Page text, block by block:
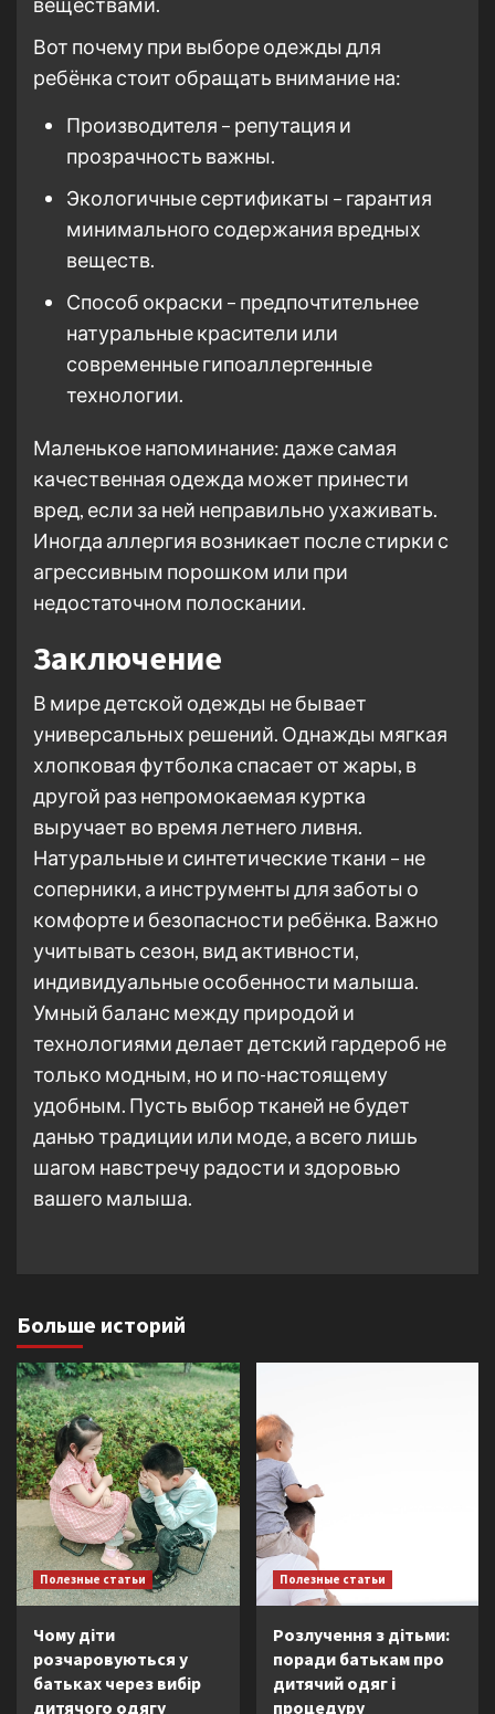
Вот почему при выборе одежды для
ребёнка стоит обращать внимание на:
Производителя – репутация и
прозрачность важны.
Экологичные сертификаты – гарантия
минимального содержания вредных
веществ.
Способ окраски – предпочтительнее
натуральные красители или
современные гипоаллергенные
технологии.
Маленькое напоминание: даже самая
качественная одежда может принести
вред, если за ней неправильно ухаживать.
Иногда аллергия возникает после стирки с
агрессивным порошком или при
недостаточном полоскании.
Заключение
В мире детской одежды не бывает
универсальных решений. Однажды мягкая
хлопковая футболка спасает от жары, в
другой раз непромокаемая куртка
выручает во время летнего ливня.
Натуральные и синтетические ткани – не
соперники, а инструменты для заботы о
комфорте и безопасности ребёнка. Важно
учитывать сезон, вид активности,
индивидуальные особенности малыша.
Умный баланс между природой и
технологиями делает детский гардероб не
только модным, но и по-настоящему
удобным. Пусть выбор тканей не будет
данью традиции или моде, а всего лишь
шагом навстречу радости и здоровью
вашего малыша.
Больше историй
Полезные статьи
Чому діти
розчаровуються у
батьках через вибір
дитячого одягу
Полезные статьи
Розлучення з дітьми:
поради батькам про
дитячий одяг і
процедуру